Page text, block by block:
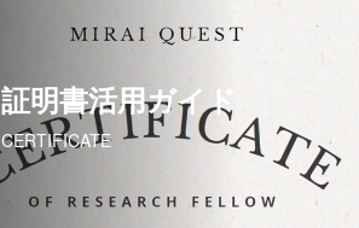
証明書活用ガイド
CERTIFICATE